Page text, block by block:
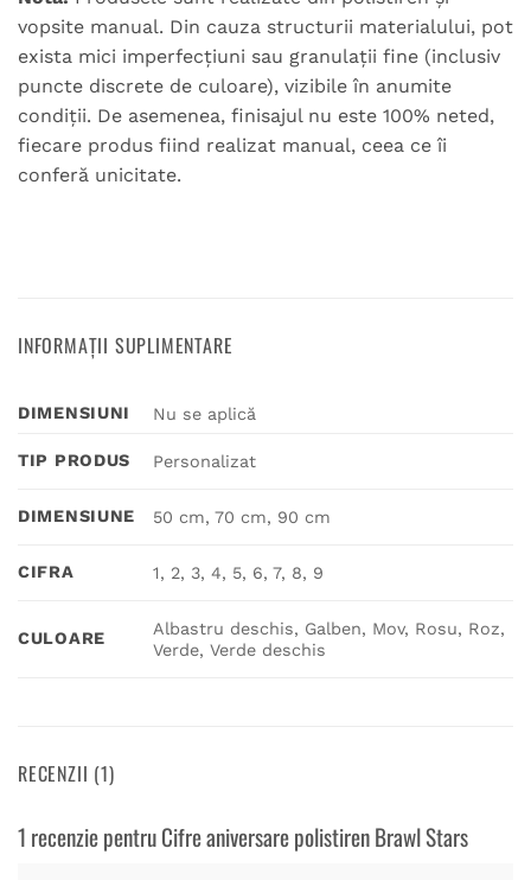
vopsite manual. Din cauza structurii materialului, pot
exista mici imperfecțiuni sau granulații fine (inclusiv
puncte discrete de culoare), vizibile în anumite
condiții. De asemenea, finisajul nu este 100% neted,
fiecare produs fiind realizat manual, ceea ce îi
conferă unicitate.
INFORMAȚII SUPLIMENTARE
DIMENSIUNI Nu se aplică
TIP PRODUS Personalizat
DIMENSIUNE 50 cm, 70 cm, 90 cm
CIFRA 1, 2, 3, 4, 5, 6, 7, 8, 9
CULOARE
Albastru deschis, Galben, Mov, Rosu, Roz,
Verde, Verde deschis
RECENZII (1)
1 recenzie pentruCifre aniversare polistiren Brawl Stars